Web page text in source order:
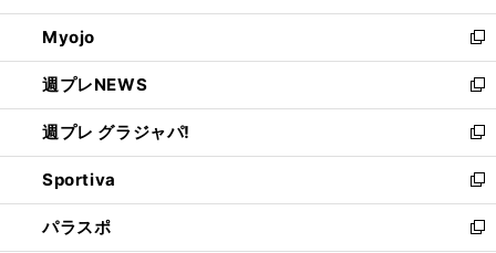
開
く
ウ
で
開
く
ン
ド
ウ
で
開
く
ウ
ィ
ン
ド
ウ
で
開
く
Myojo
新
し
い
ウ
ィ
ン
ド
ウ
で
週プレNEWS
新
し
い
ウ
ィ
ン
ド
週プレ グラジャパ!
新
し
い
ウ
ィ
Sportiva
新
し
い
パラスポ
新